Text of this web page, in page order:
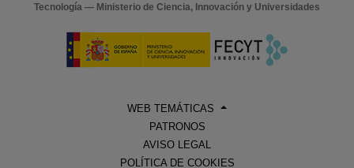
Tecnología — Ministerio de Ciencia, Innovación y Universidades
WEB TEMÁTICAS
PATRONOS
AVISO LEGAL
POLÍTICA DE COOKIES